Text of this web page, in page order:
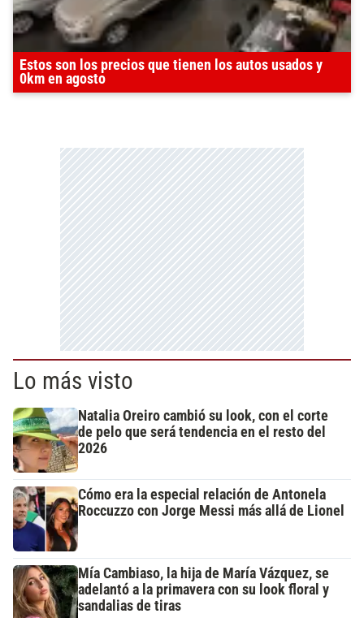
Estos son los precios que tienen los autos usados y
0km en agosto
Lo más visto
Natalia Oreiro cambió su look, con el corte
de pelo que será tendencia en el resto del
2026
Cómo era la especial relación de Antonela
Roccuzzo con Jorge Messi más allá de Lionel
Mía Cambiaso, la hija de María Vázquez, se
adelantó a la primavera con su look floral y
sandalias de tiras